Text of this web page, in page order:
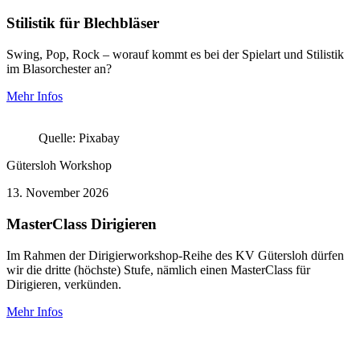
Stilistik für Blechbläser
Swing, Pop, Rock – worauf kommt es bei der Spielart und Stilistik
im Blasorchester an?
Mehr Infos
Quelle: Pixabay
Gütersloh Workshop
13. November 2026
MasterClass Dirigieren
Im Rahmen der Dirigierworkshop-Reihe des KV Gütersloh dürfen
wir die dritte (höchste) Stufe, nämlich einen MasterClass für
Dirigieren, verkünden.
Mehr Infos